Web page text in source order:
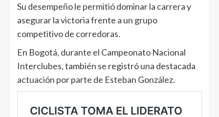
Su desempeño le permitió dominar la carrera y
asegurar la victoria frente a un grupo
competitivo de corredoras.
En Bogotá, durante el Campeonato Nacional
Interclubes, también se registró una destacada
actuación por parte de Esteban González.